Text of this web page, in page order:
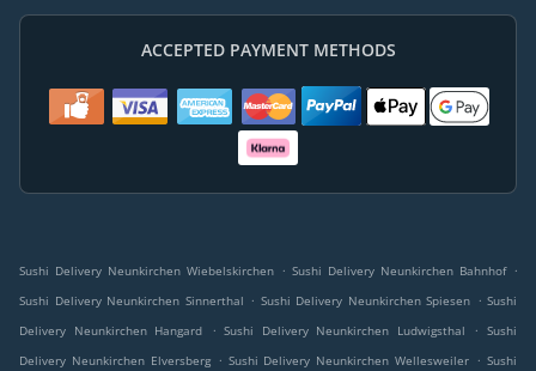
ACCEPTED PAYMENT METHODS
Sushi Delivery Neunkirchen Wiebelskirchen . Sushi Delivery Neunkirchen Bahnhof .
Sushi Delivery Neunkirchen Sinnerthal . Sushi Delivery Neunkirchen Spiesen . Sushi
Delivery Neunkirchen Hangard
. Sushi Delivery Neunkirchen Ludwigsthal . Sushi
Delivery Neunkirchen Elversberg . Sushi Delivery Neunkirchen Wellesweiler . Sushi